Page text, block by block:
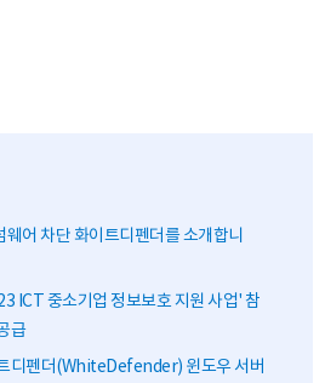
어 차단 화이트디펜더를 소개합니
ICT 중소기업 정보보호 지원 사업' 참
급
디펜더(WhiteDefender) 윈도우 서버